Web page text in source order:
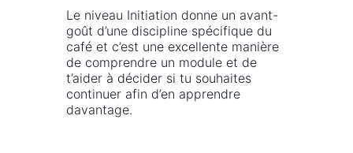
Le niveau Initiation donne un avant-
goût d’une discipline spécifique du
café et c’est une excellente manière
de comprendre un module et de
t’aider à décider si tu souhaites
continuer afin d’en apprendre
davantage.